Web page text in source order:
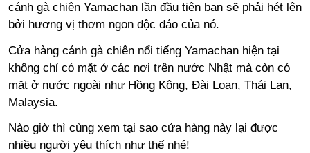
cánh gà chiên Yamachan lần đầu tiên bạn sẽ phải hét lên
bởi hương vị thơm ngon độc đáo của nó.
Cửa hàng cánh gà chiên nổi tiếng Yamachan hiện tại
không chỉ có mặt ở các nơi trên nước Nhật mà còn có
mặt ở nước ngoài như Hồng Kông, Đài Loan, Thái Lan,
Malaysia.
Nào giờ thì cùng xem tại sao cửa hàng này lại được
nhiều người yêu thích như thế nhé!